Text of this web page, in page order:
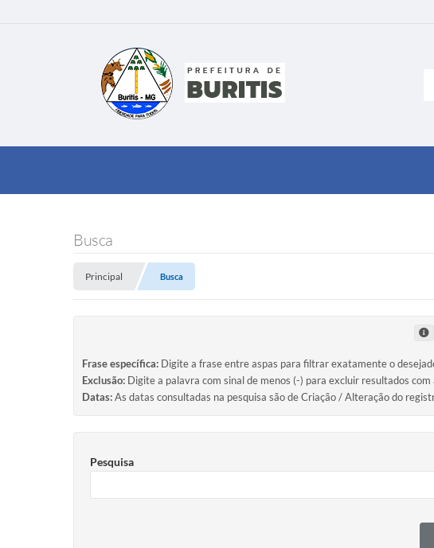
Busca
Principal Busca
Frase específica: Digite a frase entre aspas para filtrar exatamente o
Exclusão: Digite a palavra com sinal de menos (-) para excluir resultados com
Datas:As datas consultadas na pesquisa são de Criação / Alteração do
Pesquisa